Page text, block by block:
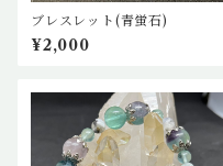
ブレスレット(青蛍石)
¥2,000